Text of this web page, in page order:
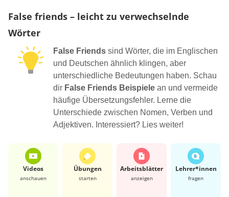
False friends – leicht zu verwechselnde
Wörter
False Friends sind Wörter, die im Englischen
und Deutschen ähnlich klingen, aber
unterschiedliche Bedeutungen haben. Schau
dir False Friends Beispiele an und vermeide
häufige Übersetzungsfehler. Lerne die
Unterschiede zwischen Nomen, Verben und
Adjektiven. Interessiert? Lies weiter!
Videos
anschauen
Übungen
starten
Arbeits­blätter
anzeigen
Lehrer*​innen
fragen